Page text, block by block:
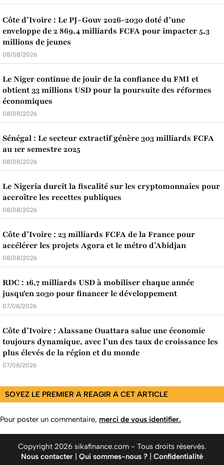
Côte d’Ivoire : Le PJ-Gouv 2026-2030 doté d’une
enveloppe de 2 869,4 milliards FCFA pour impacter 5,3
millions de jeunes
08/08/2026
Le Niger continue de jouir de la confiance du FMI et
obtient 33 millions USD pour la poursuite des réformes
économiques
08/08/2026
Sénégal : Le secteur extractif génère 303 milliards FCFA
au 1er semestre 2025
08/08/2026
Le Nigeria durcit la fiscalité sur les cryptomonnaies pour
accroître les recettes publiques
08/08/2026
Côte d’Ivoire : 23 milliards FCFA de la France pour
accélérer les projets Agora et le métro d’Abidjan
08/08/2026
RDC : 16,7 milliards USD à mobiliser chaque année
jusqu'en 2030 pour financer le développement
07/08/2026
Côte d’Ivoire : Alassane Ouattara salue une économie
toujours dynamique, avec l’un des taux de croissance les
plus élevés de la région et du monde
07/08/2026
SOYEZ LE PREMIER A REAGIR A CET ARTICLE
Pour poster un commentaire, merci de vous identifier.
Copyright 2026 sikafinance.com - Tous droits réservés.
Nous contacter
Qui sommes-nous ? Confidentialité